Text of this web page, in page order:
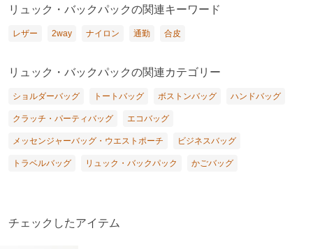
リュック・バックパックの関連キーワード
レザー 2way ナイロン 通勤 合皮
リュック・バックパックの関連カテゴリー
ショルダーバッグ トートバッグ ボストンバッグ ハンドバッグ
クラッチ・パーティバッグ エコバッグ
メッセンジャーバッグ・ウエストポーチ ビジネスバッグ
トラベルバッグ リュック・バックパック かごバッグ
チェックしたアイテム